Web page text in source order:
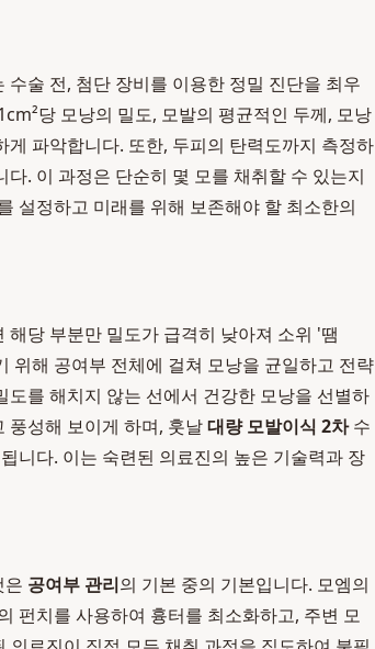
수술 전, 첨단 장비를 이용한 정밀 진단을 최우
당 모낭의 밀도, 모발의 평균적인 두께, 모낭
파악합니다. 또한, 두피의 탄력도까지 측정하
. 이 과정은 단순히 몇 모를 채취할 수 있는지
설정하고 미래를 위해 보존해야 할 최소한의
당 부분만 밀도가 급격히 낮아져 소위 '땜
위해 공여부 전체에 걸쳐 모낭을 균일하고 전략
를 해치지 않는 선에서 건강한 모낭을 선별하
풍성해 보이게 하며, 훗날대량 모발이식 2차수
니다. 이는 숙련된 의료진의 높은 기술력과 장
은 공여부 관리의 기본 중의 기본입니다. 모엠의
펀치를 사용하여 흉터를 최소화하고, 주변 모